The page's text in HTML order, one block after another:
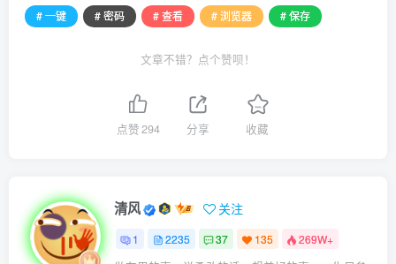
# 一键
# 密码 # 查看 # 浏览器 # 保存
文章不错？点个赞呗！
点赞294 分享 收藏
清风 关注
1 2235 37 135 269W+